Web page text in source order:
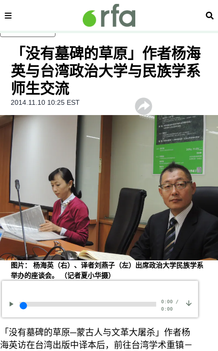
内容分类 搜
「没有墓碑的草原」作者杨海
英与台湾政治大学与民族学系
师生交流
2014.11.10 10:25 EST
图片： 杨海英（右）、译者刘燕子（左）出席政治大学民族学系
举办的座谈会。 （记者夏小华摄）
0:00/
0:00
「没有墓碑的草原─蒙古人与文革大屠杀」作者杨
海英访在台湾出版中译本后，前往台湾学术重镇－